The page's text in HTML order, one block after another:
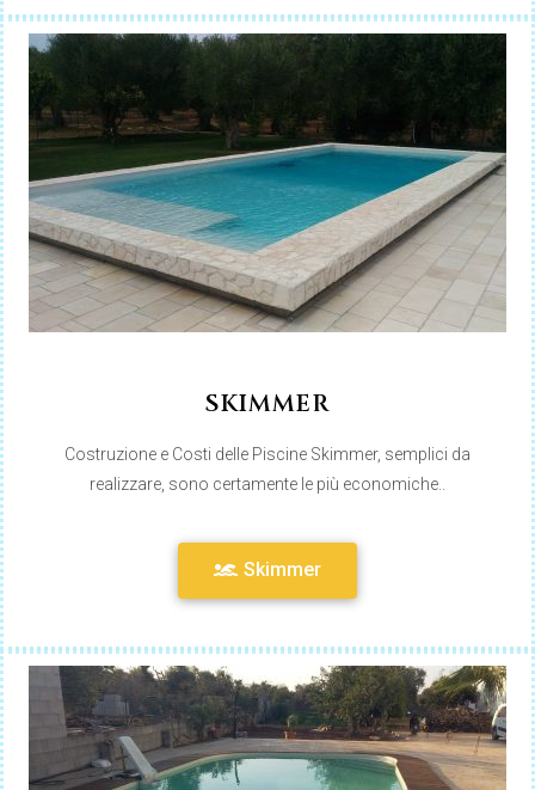
SKIMMER
Costruzione e Costi delle Piscine Skimmer, semplici da
realizzare, sono certamente le più economiche..
Skimmer